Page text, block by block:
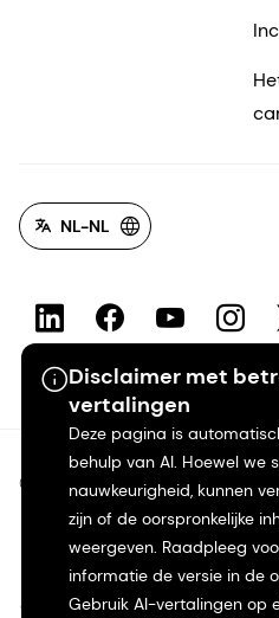
Disclaimer met
vertalingen
Deze pagina is
behulp van AI. Hoewel we
nauwkeurigheid, kunnen
zijn of de oorspronkelijke
weergeven. Raadpleeg
informatie de versie in de
Gebruik AI-vertalingen op
NL-NL
©2026 dsm-firmenich. Alle
Privacyverklaring
Gebruiksvoorwaarden